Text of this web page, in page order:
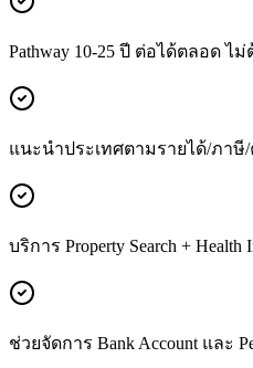
Pathway 10-25 ปี ต่อได้ตลอด ไ
แนะนำประเทศตามรายได้/ภาษี/
บริการ Property Search + Health
ช่วยจัดการ Bank Account และ